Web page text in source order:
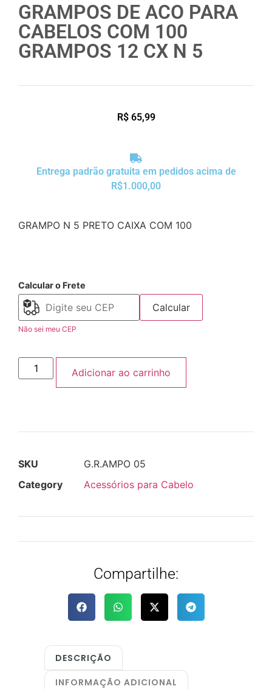
GRAMPOS DE ACO PARA
CABELOS COM 100
GRAMPOS 12 CX N 5
R$65,99
Entrega padrão gratuita em pedidos acima de
R$1.000,00
GRAMPO N 5 PRETO CAIXA COM 100
Calcular o Frete
Calcular
Não sei meu CEP
Adicionar ao carrinho
SKU
G.R.AMPO 05
Category
Acessórios para Cabelo
Compartilhe:
DESCRIÇÃO
INFORMAÇÃO ADICIONAL